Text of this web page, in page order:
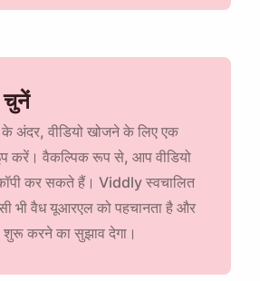
चुनें
अंदर, वीडियो खोजने के लिए एक
करें। वैकल्पिक रूप से, आप वीडियो
कर सकते हैं। Viddly स्वचालित
भी वैध यूआरएल को पहचानता है और
शुरू करने का सुझाव देगा।